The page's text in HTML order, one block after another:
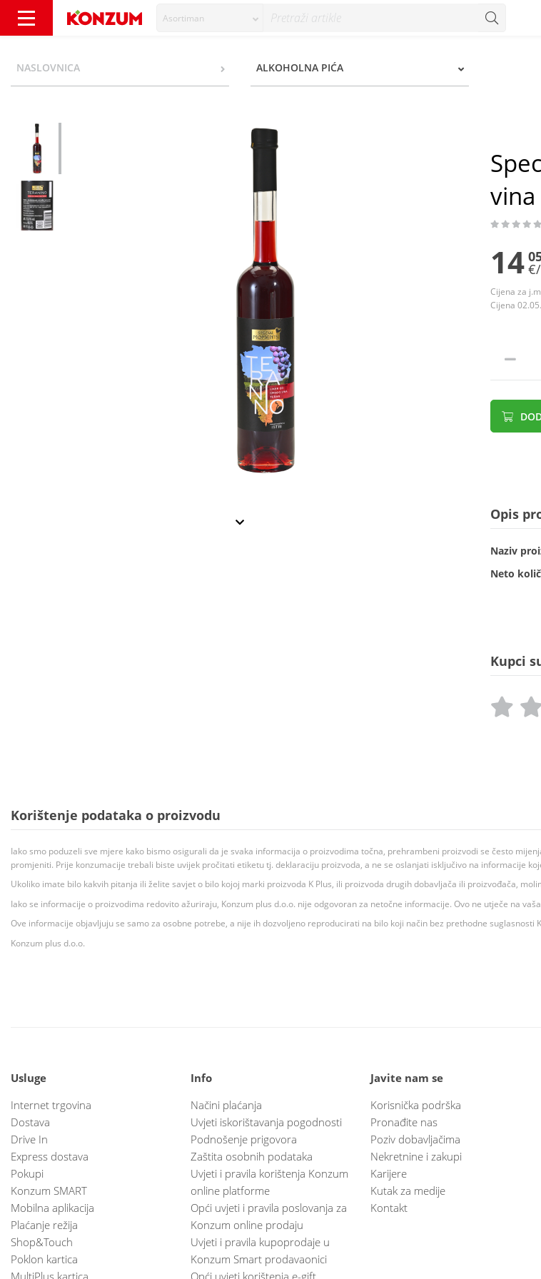
Asortiman
NASLOVNICA ALKOHOLNA PIĆA
vina
14
Cijena za
Cijena
Opis
Naziv
Neto
Kupci
Korištenje podataka o proizvodu
Iako smo poduzeli sve mjere kako bismo osigurali da je svaka informacija o proizvodima točna, prehrambeni proizvodi se često
promjeniti. Prije konzumacije trebali biste uvijek pročitati etiketu tj. deklaraciju proizvoda, a ne se oslanjati isključivo na informacije
Ukoliko imate bilo kakvih pitanja ili želite savjet o bilo kojoj marki proizvoda K Plus, ili proizvoda drugih dobavljača ili proizvođača,
Iako se informacije o proizvodima redovito ažuriraju, Konzum plus d.o.o. nije odgovoran za netočne informacije. Ovo ne utječe na
Ove informacije objavljuju se samo za osobne potrebe, a nije ih dozvoljeno reproducirati na bilo koji način bez prethodne suglasnosti
Konzum plus d.o.o.
Usluge
Internet trgovina
Dostava
Drive In
Express dostava
Pokupi
Konzum SMART
Mobilna aplikacija
Plaćanje režija
Shop&Touch
Poklon kartica
MultiPlus kartica
Info
Načini plaćanja
Uvjeti iskorištavanja pogodnosti
Podnošenje prigovora
Zaštita osobnih podataka
Uvjeti i pravila korištenja Konzum
online platforme
Opći uvjeti i pravila poslovanja za
Konzum online prodaju
Uvjeti i pravila kupoprodaje u
Konzum Smart prodavaonici
Opći uvjeti korištenja e-gift
Javite nam se
Korisnička podrška
Pronađite nas
Poziv dobavljačima
Nekretnine i zakupi
Karijere
Kutak za medije
Kontakt